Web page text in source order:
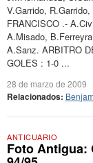
V.Garrido,
FRANCISCO .-
A.Misado,
A.Sanz. ARBITRO
GOLES : 1-0 ...
28 de marzo de 2009
Relacionados:
ANTICUARIO
Foto Antigua: